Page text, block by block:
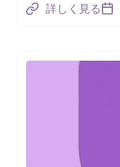
詳しく見る